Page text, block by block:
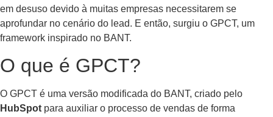
em desuso devido à muitas empresas necessitarem se
aprofundar no cenário do lead. E então, surgiu o GPCT, um
framework inspirado no BANT.
O que é GPCT?
O GPCT é uma versão modificada do BANT, criado pelo
HubSpot para auxiliar o processo de vendas de forma